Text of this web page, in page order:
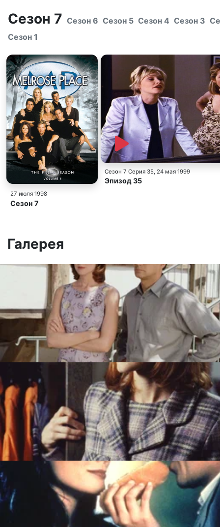
Сезон 7 Сезон 6 Сезон 5 Сезон 4 Сезон 3
Сезон 1
27 июля 1998
Сезон 7
Сезон 7 Серия 35, 24 мая 1999
Эпизод 35
Галерея